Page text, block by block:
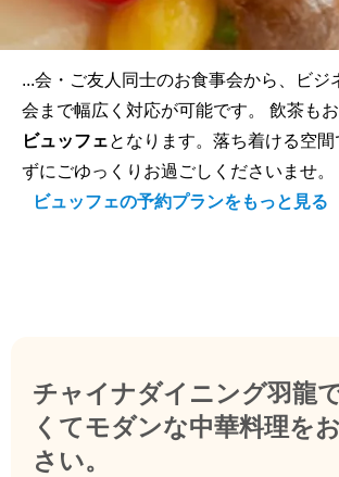
...会・ご友人同士のお食事会から、ビジ
会まで幅広く対応が可能です。 飲茶も
ビュッフェとなります。落ち着ける空
ずにごゆっくりお過ごしくださいませ
ビュッフェの予約プランをもっと見る
チャイナダイニング羽龍
くてモダンな中華料理を
さい。